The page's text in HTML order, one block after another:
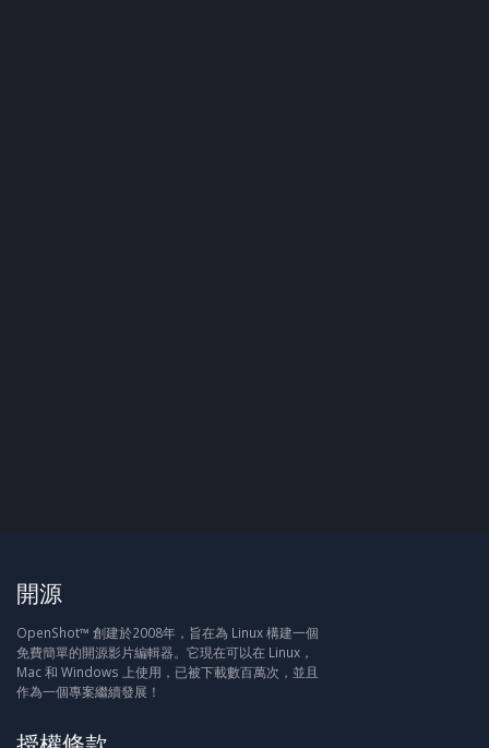
開源
OpenShot™ 創建於2008年，旨在為 Linux 構建一個
免費簡單的開源影片編輯器。它現在可以在 Linux，
Mac 和 Windows 上使用，已被下載數百萬次，並且
作為一個專案繼續發展！